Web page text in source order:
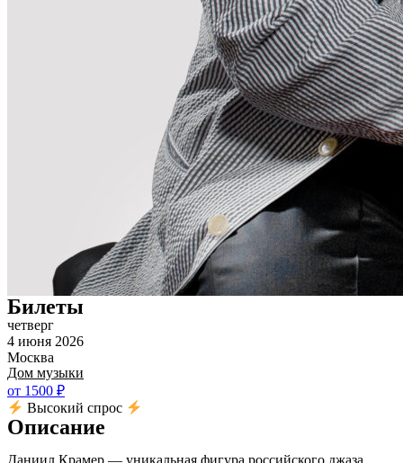
Билеты
четверг
4 июня 2026
Москва
Дом музыки
от 1500 ₽
Высокий спрос
Описание